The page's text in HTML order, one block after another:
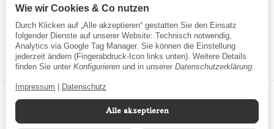
Sitemap
Newsletter
Wie wir Cookies & Co nutzen
Durch Klicken auf „Alle akzeptieren“ gestatten Sie den Einsatz
folgender Dienste auf unserer Website: Technisch notwendig,
Analytics via Google Tag Manager. Sie können die Einstellung
jederzeit ändern (Fingerabdruck-Icon links unten). Weitere Details
finden Sie unter Konfigurieren und in unserer Datenschutzerklärung.
Impressum Datenschutz
Alle akzeptieren